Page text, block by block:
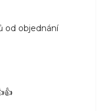
od objednání